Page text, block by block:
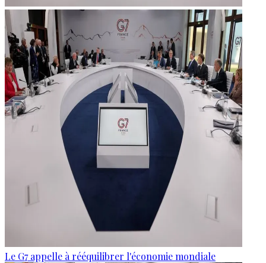
Le G7 appelle à rééquilibrer l'économie mondiale